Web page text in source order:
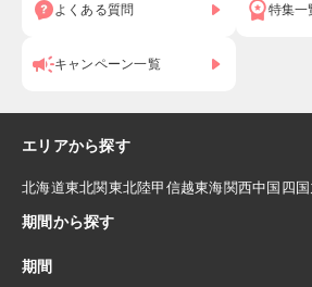
よくある質問 特集一
キャンペーン一覧
エリアから探す
北海道東北関東北陸甲信越東海関西中国 四国
期間から探す
期間